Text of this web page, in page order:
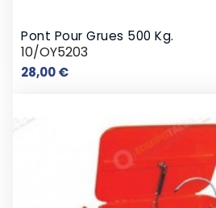
Pont Pour Grues 500 Kg.
10/OY5203
28,00 €Prix